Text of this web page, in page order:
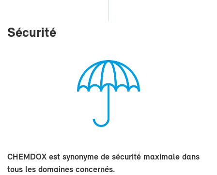
Sé­cu­ri­té
CHEM­DOX est sy­no­nyme de sé­cu­ri­té maxi­male dans
tous les do­maines concer­nés.